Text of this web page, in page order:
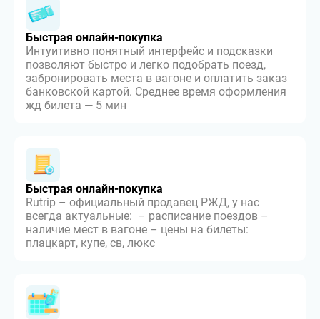
Быстрая онлайн-покупка
Интуитивно понятный интерфейс и подсказки
позволяют быстро и легко подобрать поезд,
забронировать места в вагоне и оплатить заказ
банковской картой. Среднее время оформления
жд билета — 5 мин
Быстрая онлайн-покупка
Rutrip – официальный продавец РЖД, у нас
всегда актуальные: – расписание поездов –
наличие мест в вагоне – цены на билеты:
плацкарт, купе, св, люкс